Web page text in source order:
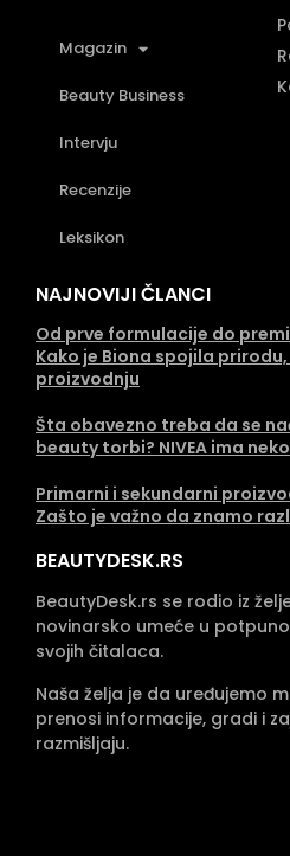
Magazin
Beauty Business
Intervju
Recenzije
Leksikon
NAJNOVIJI ČLANCI
Od prve formulacije do
Kako je Biona spojila
proizvodnju
Šta obavezno treba da se
beauty torbi? NIVEA ima
Primarni i sekundarni
Zašto je važno da znamo
BEAUTYDESK.RS
BeautyDesk.rs se rodio iz
novinarsko umeće u
svojih čitalaca.
Naša želja je da uređujemo
prenosi informacije, gradi i
razmišljaju.